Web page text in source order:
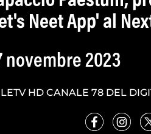
Neet App' al
novembre 2023
HD CANALE 78 DEL